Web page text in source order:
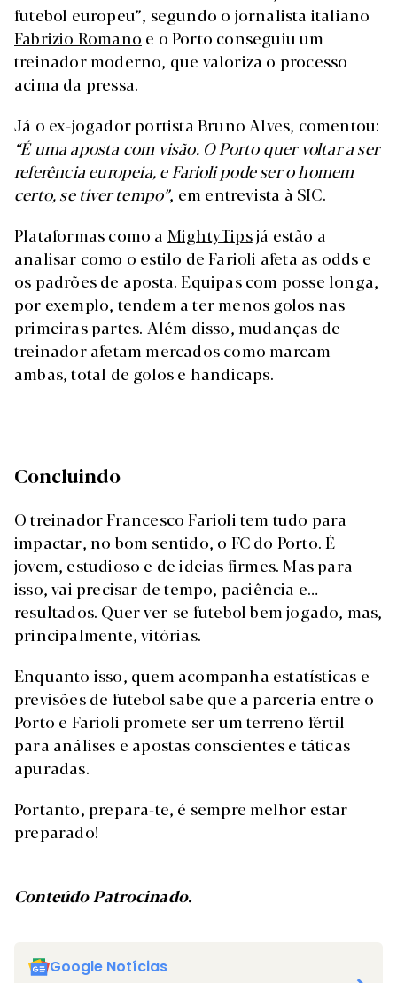
futebol europeu”, segundo o jornalista italiano
Fabrizio Romano e o Porto conseguiu um
treinador moderno, que valoriza o processo
acima da pressa.
Já o ex-jogador portista Bruno Alves, comentou:
“É uma aposta com visão. O Porto quer voltar a ser
referência europeia, e Farioli pode ser o homem
certo, se tiver tempo”, em entrevista à SIC.
Plataformas como a MightyTipsjá estão a
analisar como o estilo de Farioli afeta as odds e
os padrões de aposta. Equipas com posse longa,
por exemplo, tendem a ter menos golos nas
primeiras partes. Além disso, mudanças de
treinador afetam mercados como marcam
ambas, total de golos e handicaps.
Concluindo
O treinador Francesco Farioli tem tudo para
impactar, no bom sentido, o FC do Porto. É
jovem, estudioso e de ideias firmes. Mas para
isso, vai precisar de tempo, paciência e…
resultados. Quer ver-se futebol bem jogado, mas,
principalmente, vitórias.
Enquanto isso, quem acompanha estatísticas e
previsões de futebol sabe que a parceria entre o
Porto e Farioli promete ser um terreno fértil
para análises e apostas conscientes e táticas
apuradas.
Portanto, prepara-te, é sempre melhor estar
preparado!
Conteúdo Patrocinado.
Google Notícias